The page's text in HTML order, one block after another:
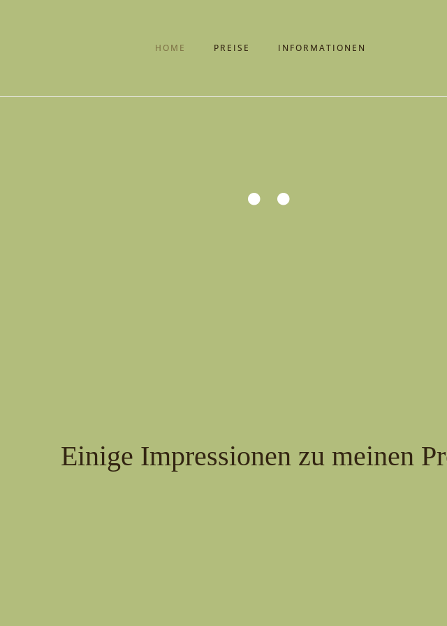
HOME PREISE INFORMATIONEN
Einige Impressionen zu meinen